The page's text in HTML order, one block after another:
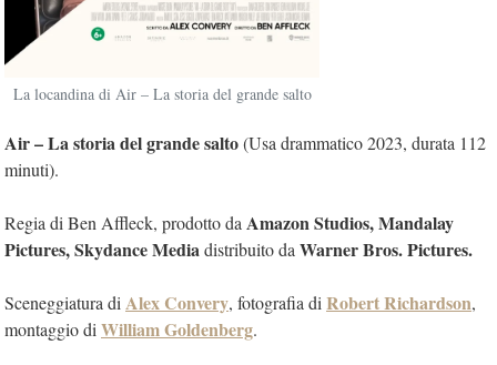
La locandina di Air – La storia del grande salto
Air – La storia del grande salto(Usa drammatico 2023, durata 112
minuti).
Regia di Ben Affleck, prodotto daAmazon Studios, Mandalay
Pictures, Skydance Mediadistribuito daWarner Bros. Pictures.
Sceneggiatura diAlex Convery, fotografia diRobert Richardson,
montaggio diWilliam Goldenberg.